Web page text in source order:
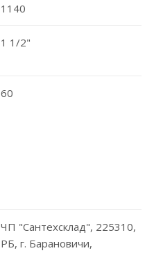
1140
1 1/2"
60
ЧП "Сантехсклад", 225310,
РБ, г. Барановичи,